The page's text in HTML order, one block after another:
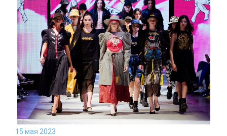
15 мая 2023